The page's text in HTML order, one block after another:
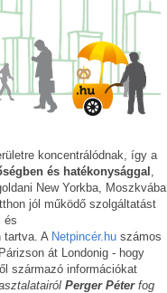
koncentrálódnak, így a
és hatékonysággal
New Yorkba, Moszkvába
jól működő szolgáltatást
és
tartva. A Netpincér.hu számos
át Londonig - hogy
származó információkat
Perger Péterfog